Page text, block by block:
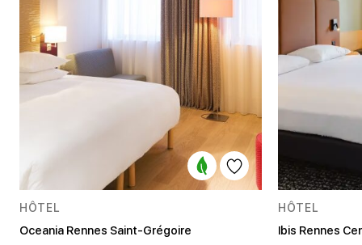
HÔTEL
Oceania Rennes Saint-Grégoire
HÔTEL
Ibis Rennes